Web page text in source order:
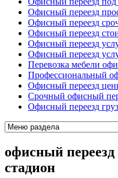
Офисный переезд
Офисный переезд
Офисный переезд
Офисный переезд
Офисный переезд
Перевозка мебели
Профессиональный
Офисный переезд
Срочный офисный
Офисный переезд
офисный
стадион